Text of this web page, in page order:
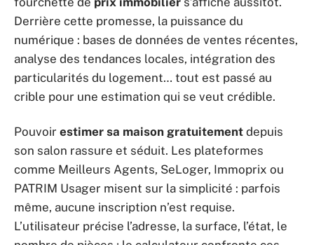
Derrière cette promesse, la puissance du
numérique : bases de données de ventes récentes,
analyse des tendances locales, intégration des
particularités du logement… tout est passé au
crible pour une estimation qui se veut crédible.
Pouvoir estimer sa maison gratuitement depuis
son salon rassure et séduit. Les plateformes
comme Meilleurs Agents, SeLoger, Immoprix ou
PATRIM Usager misent sur la simplicité : parfois
même, aucune inscription n’est requise.
L’utilisateur précise l’adresse, la surface, l’état, le